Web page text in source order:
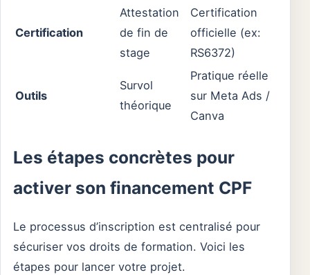
Certification
Attestation
de fin de
stage
Certification
officielle (ex:
RS6372)
Outils
Survol
théorique
Pratique réelle
sur Meta Ads /
Canva
Les étapes concrètes pour
activer son financement CPF
Le processus d’inscription est centralisé pour
sécuriser vos droits de formation. Voici les
étapes pour lancer votre projet.